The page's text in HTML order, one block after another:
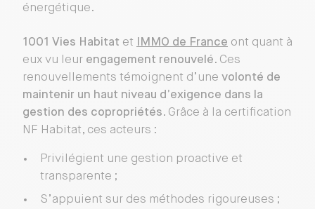
énergétique.
1001 Vies Habitat et IMMO de France ont quant à
eux vu leur engagement renouvelé. Ces
renouvellements témoignent d’une volonté de
maintenir un haut niveau d’exigence dans la
gestion des copropriétés. Grâce à la certification
NF Habitat, ces acteurs :
Privilégient une gestion proactive et
transparente ;
S’appuient sur des méthodes rigoureuses ;